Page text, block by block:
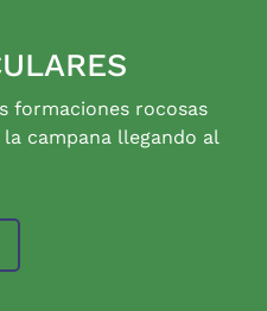
formaciones rocosas
campana llegando al